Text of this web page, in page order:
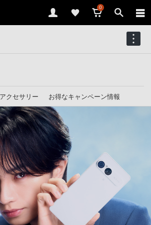
0
アクセサリー お得なキャンペーン情報